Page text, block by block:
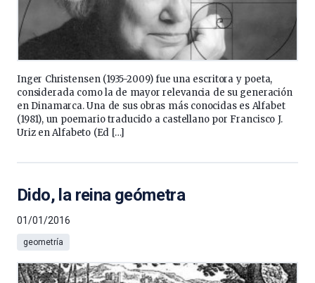
Inger Christensen (1935-2009) fue una escritora y poeta,
considerada como la de mayor relevancia de su generación
en Dinamarca. Una de sus obras más conocidas es Alfabet
(1981), un poemario traducido a castellano por Francisco J.
Uriz en Alfabeto (Ed […]
Dido, la reina geómetra
01/01/2016
geometría